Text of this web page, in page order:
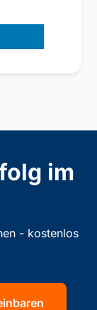
im
- kostenlos